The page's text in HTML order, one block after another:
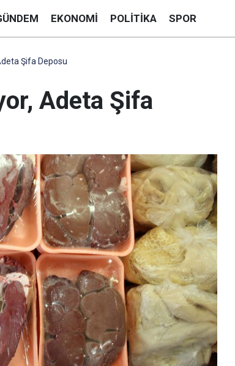
EKONOMI POLITIKA SPOR
Şifa Deposu
Adeta Şifa